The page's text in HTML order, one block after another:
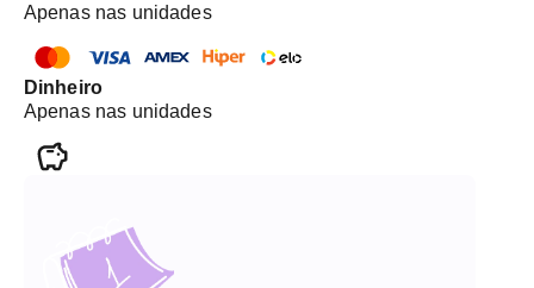
Apenas nas unidades
Dinheiro
Apenas nas unidades